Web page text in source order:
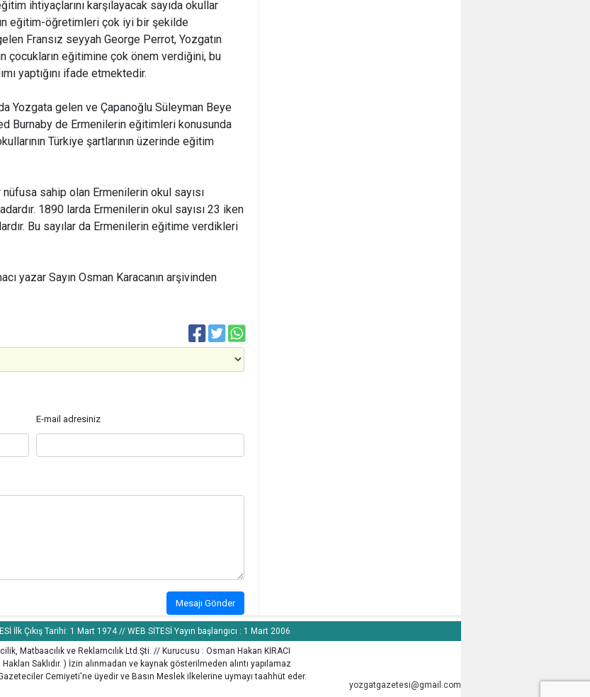
ihtiyaçlarını karşılayacak sayıda okullar
eğitim-öğretimleri çok iyi bir şekilde
Fransız seyyah George Perrot, Yozgatın
çocukların eğitimine çok önem verdiğini, bu
yaptığını ifade etmektedir.
Yozgata gelen ve Çapanoğlu Süleyman Beye
Burnaby de Ermenilerin eğitimleri konusunda
Türkiye şartlarının üzerinde eğitim
sahip olan Ermenilerin okul sayısı
1890 larda Ermenilerin okul sayısı 23 iken
Bu sayılar da Ermenilerin eğitime verdikleri
yazar Sayın Osman Karacanın arşivinden
E-mail adresiniz
Mesajı Gönder
İlk Çıkış Tarihi: 1 Mart 1974 // WEB SİTESİ Yayın başlangıcı : 1 Mart 2006
Matbaacılık ve Reklamcılık Ltd.Şti. // Kurucusu : Osman Hakan KİRACI
Saklıdır. ) İzin alınmadan ve kaynak gösterilmeden alıntı yapılamaz
Cemiyeti'ne üyedir ve Basın Meslek ilkelerine uymayı taahhüt eder.
yozgatgazetesi@gmail.com